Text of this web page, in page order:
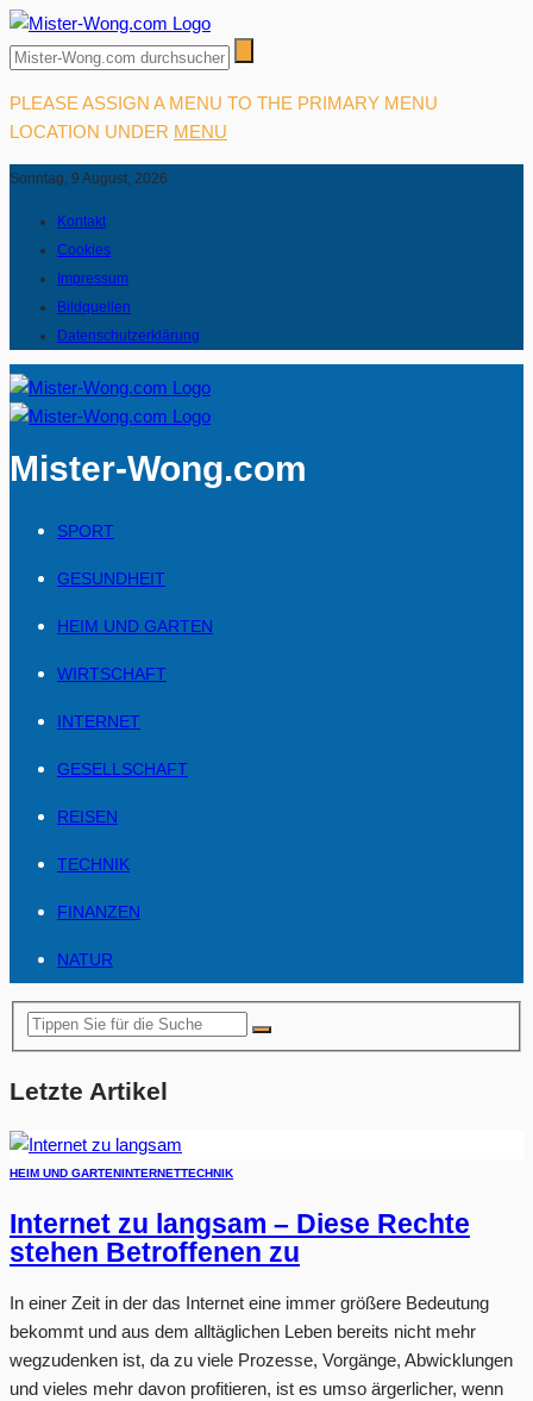
PLEASE ASSIGN A MENU TO THE PRIMARY MENU
LOCATION UNDER MENU
Sonntag, 9 August, 2026
Kontakt
Cookies
Impressum
Bildquellen
Datenschutzerklärung
Mister-Wong.com
SPORT
GESUNDHEIT
HEIM UND GARTEN
WIRTSCHAFT
INTERNET
GESELLSCHAFT
REISEN
TECHNIK
FINANZEN
NATUR
Letzte Artikel
HEIM UND GARTENINTERNETTECHNIK
Internet zu langsam – Diese Rechte
stehen Betroffenen zu
In einer Zeit in der das Internet eine immer größere Bedeutung
bekommt und aus dem alltäglichen Leben bereits nicht mehr
wegzudenken ist, da zu viele Prozesse, Vorgänge, Abwicklungen
und vieles mehr davon profitieren, ist es umso ärgerlicher, wenn